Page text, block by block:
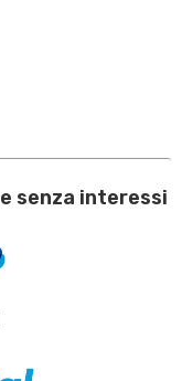
senza interessi